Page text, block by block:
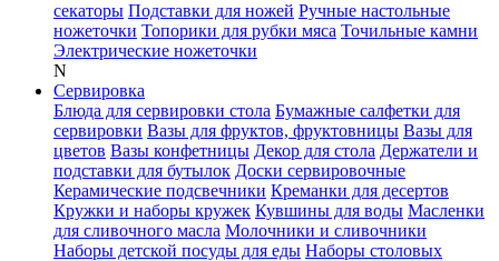
секаторы Подставки для ножей Ручные настольные
ножеточки Топорики для рубки мяса Точильные камни
Электрические ножеточки
N
Сервировка
Блюда для сервировки стола Бумажные салфетки для
сервировки Вазы для фруктов, фруктовницы Вазы для
цветов Вазы конфетницы Декор для стола Держатели и
подставки для бутылок Доски сервировочные
Керамические подсвечники Креманки для десертов
Кружки и наборы кружек Кувшины для воды Масленки
для сливочного масла Молочники и сливочники
Наборы детской посуды для еды Наборы столовых